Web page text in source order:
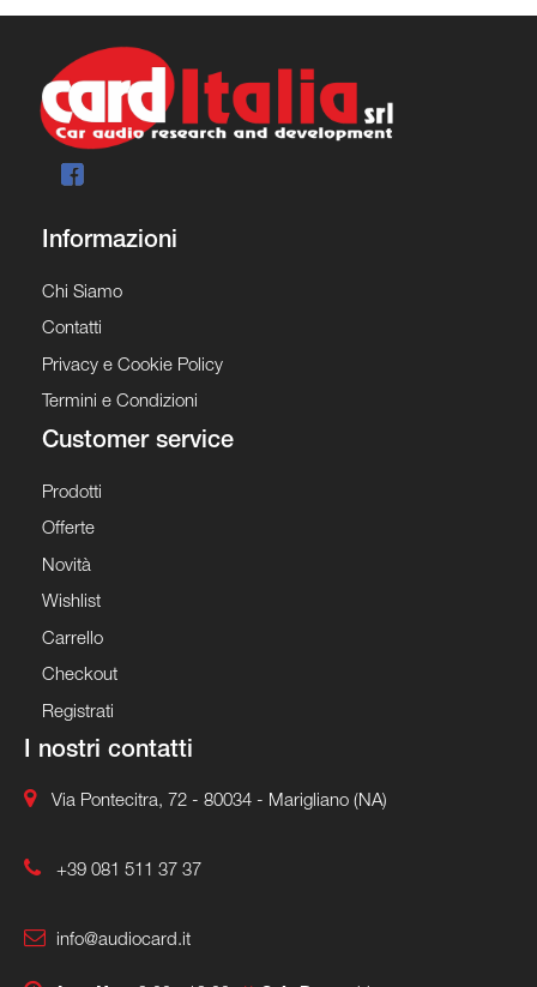
Informazioni
Chi Siamo
Contatti
Privacy e Cookie Policy
Termini e Condizioni
Customer service
Prodotti
Offerte
Novità
Wishlist
Carrello
Checkout
Registrati
I nostri contatti
Via Pontecitra, 72 - 80034 - Marigliano (NA)
+39 081 511 37 37
info@audiocard.it